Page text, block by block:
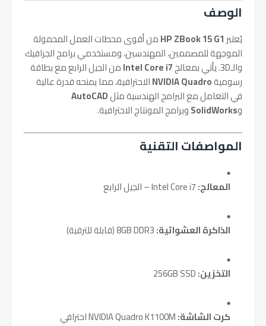
الوصف
يُعتبرHP ZBook 15 G1من أقوى محطات العمل المحمولة
الموجهة للمصممين، المهندسين، ومستخدمي برامج الجرافيك
والـ3D. يأتي بمعالج
Intel Core i7من الجيل الرابع مع بطاقة
رسوميةNVIDIA Quadroالاحترافية، مما يمنحه قدرة عالية
في التعامل مع البرامج الهندسية مثلAutoCAD
وSolidWorksوبرامج المونتاج الاحترافية.
المواصفات التقنية
المعالج:
الذاكرة العشوائية:
التخزين:
كرت الشاشة: